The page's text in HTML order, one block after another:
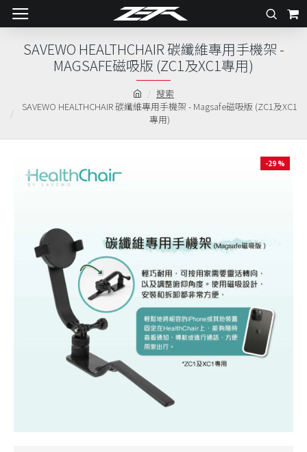
搜索
SAVEWO HEALTHCHAIR 碳纖維專用手機架 - Magsafe磁吸版 (ZC1及XC1
專用)
SAVEWO HEALTHCHAIR 碳纖維專用手機架 -
MAGSAFE磁吸版 (ZC1及XC1專用)
-29 %